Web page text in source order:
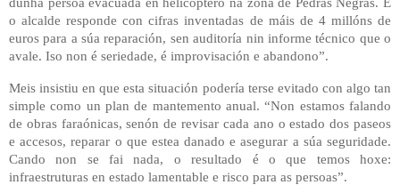
dunha persoa evacuada en helicóptero na zona de Pedras Negras. E
o alcalde responde con cifras inventadas de máis de 4 millóns de
euros para a súa reparación, sen auditoría nin informe técnico que o
avale. Iso non é seriedade, é improvisación e abandono”.
Meis insistiu en que esta situación podería terse evitado con algo tan
simple como un plan de mantemento anual. “Non estamos falando
de obras faraónicas, senón de revisar cada ano o estado dos paseos
e accesos, reparar o que estea danado e asegurar a súa seguridade.
Cando non se fai nada, o resultado é o que temos hoxe:
infraestruturas en estado lamentable e risco para as persoas”.